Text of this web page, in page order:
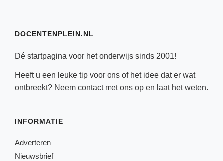
DOCENTENPLEIN.NL
Dé startpagina voor het onderwijs sinds 2001!
Heeft u een leuke tip voor ons of het idee dat er wat
ontbreekt? Neem contactmet ons op en laat het weten.
INFORMATIE
Adverteren
Nieuwsbrief